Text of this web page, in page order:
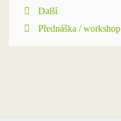
Další
Přednáška / workshop